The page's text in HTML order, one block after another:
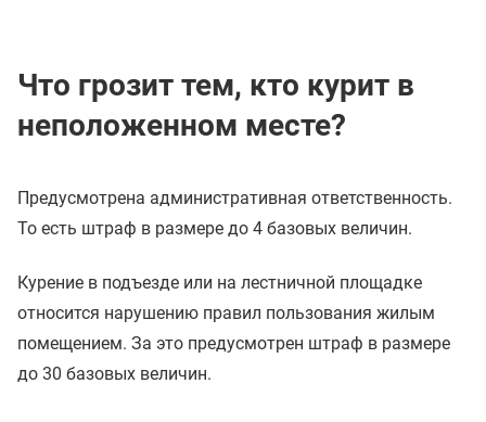
Что грозит тем, кто курит в
неположенном месте?
Предусмотрена административная ответственность.
То есть штраф в размере до 4 базовых величин.
Курение в подъезде или на лестничной площадке
относится нарушению правил пользования жилым
помещением. За это предусмотрен штраф в размере
до 30 базовых величин.